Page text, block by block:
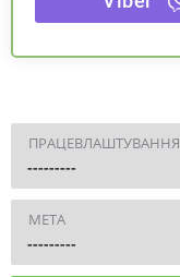
ПРАЦЕВЛАШТУВАННЯ
МЕТА